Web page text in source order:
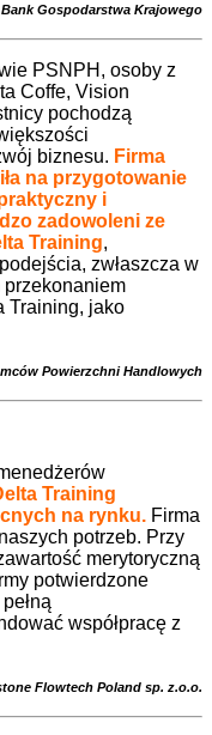
Bank Gospodarstwa Krajowego
PSNPH, osoby z
Coffe, Vision
pochodzą
biznesu. Firma
na przygotowanie
i
zadowoleni ze
Training,
zwłaszcza w
Training, jako
Powierzchni Handlowych
Training
na rynku. Firma
potrzeb. Przy
merytoryczną
potwierdzone
współpracę z
Flowtech Poland sp. z.o.o.